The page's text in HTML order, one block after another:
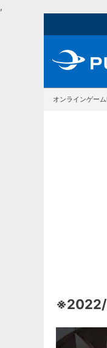
,
オンラインゲー
※2022/